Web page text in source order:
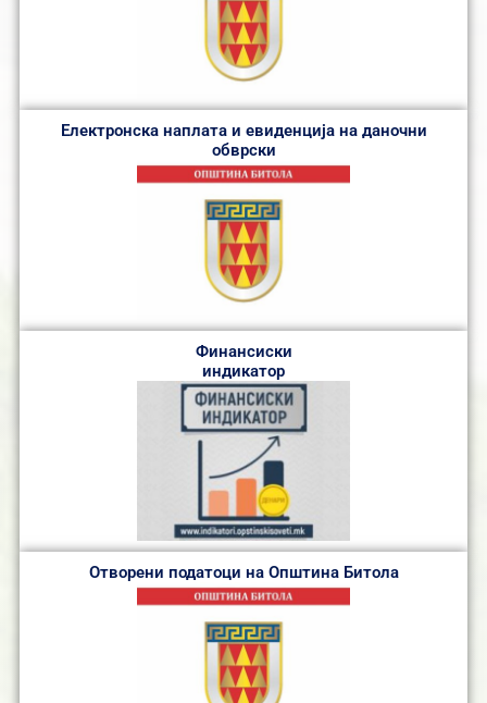
Електронска наплата и евиденција на даночни
обврски
Финансиски
индикатор
Отворени податоци на Општина Битола